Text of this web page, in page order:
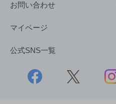
お問い合わせ
マイページ
公式SNS一覧